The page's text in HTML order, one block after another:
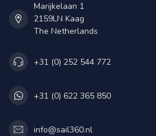
Marijkelaan 1
2159LN Kaag
The Netherlands
+31 (0) 252 544 772
+31 (0) 622 365 850
info@sail360.nl